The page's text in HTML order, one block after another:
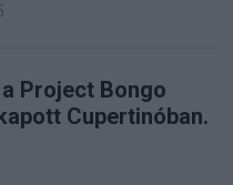
Project Bongo
Cupertinóban.